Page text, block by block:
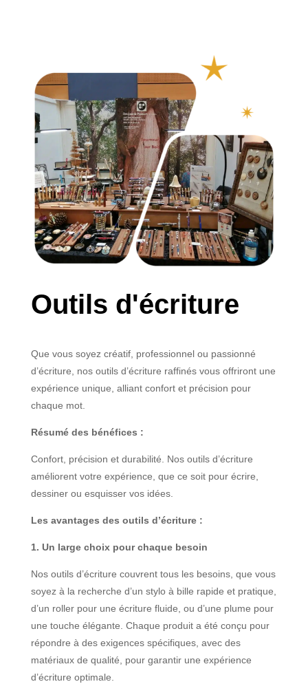
Outils d'écriture
Que vous soyez créatif, professionnel ou passionné
d’écriture, nos outils d’écriture raffinés vous offriront une
expérience unique, alliant confort et précision pour
chaque mot.
Résumé des bénéfices :
Confort, précision et durabilité. Nos outils d’écriture
améliorent votre expérience, que ce soit pour écrire,
dessiner ou esquisser vos idées.
Les avantages des outils d’écriture :
1. Un large choix pour chaque besoin
Nos outils d’écriture couvrent tous les besoins, que vous
soyez à la recherche d’un stylo à bille rapide et pratique,
d’un roller pour une écriture fluide, ou d’une plume pour
une touche élégante. Chaque produit a été conçu pour
répondre à des exigences spécifiques, avec des
matériaux de qualité, pour garantir une expérience
d’écriture optimale.